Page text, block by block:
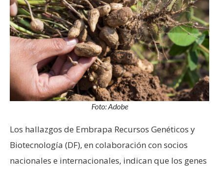
Foto: Adobe
Los hallazgos de Embrapa Recursos Genéticos y
Biotecnología (DF), en colaboración con socios
nacionales e internacionales, indican que los genes